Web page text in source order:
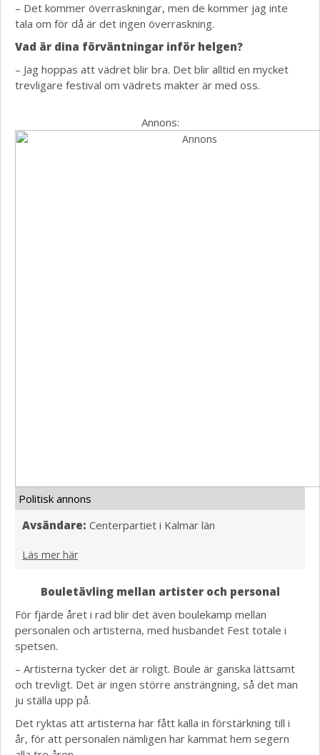
– Det kommer överraskningar, men de kommer jag inte
tala om för då är det ingen överraskning.
Vad är dina förväntningar inför helgen?
– Jag hoppas att vädret blir bra. Det blir alltid en mycket
trevligare festival om vädrets makter är med oss.
Annons:
Politisk annons
Avsändare: Centerpartiet i Kalmar län
Läs mer här
Bouletävling mellan artister och personal
För fjärde året i rad blir det även boulekamp mellan
personalen och artisterna, med husbandet Fest totale i
spetsen.
– Artisterna tycker det är roligt. Boule är ganska lättsamt
och trevligt. Det är ingen större ansträngning, så det man
ju ställa upp på.
Det ryktas att artisterna har fått kalla in förstärkning till i
år, för att personalen nämligen har kammat hem segern